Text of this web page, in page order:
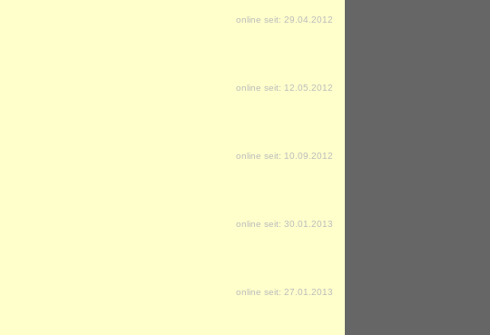
online seit: 29.04.2012
online seit: 12.05.2012
online seit: 10.09.2012
online seit: 30.01.2013
online seit: 27.01.2013